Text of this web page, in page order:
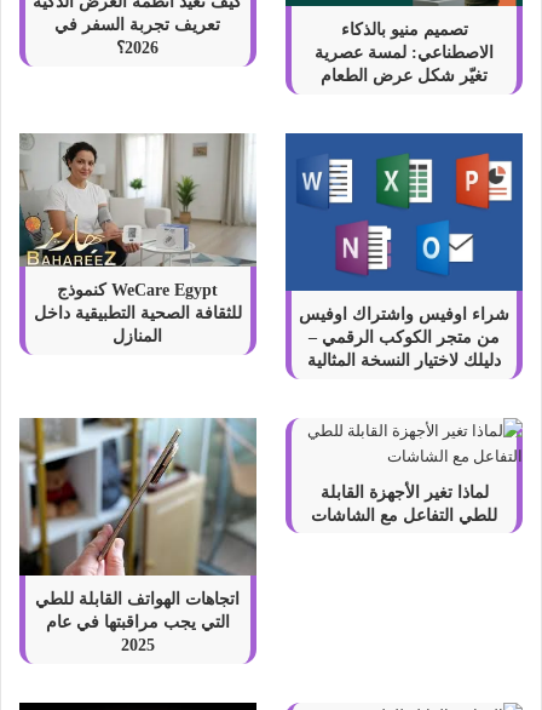
تصميم منيو بالذكاء
الاصطناعي: لمسة عصرية
تغيّر شكل عرض الطعام
تعريف تجربة السفر في
2026؟
شراء اوفيس واشتراك اوفيس
من متجر الكوكب الرقمي –
دليلك لاختيار النسخة المثالية
WeCare Egypt كنموذج
للثقافة الصحية التطبيقية داخل
المنازل
لماذا تغير الأجهزة القابلة
للطي التفاعل مع الشاشات
اتجاهات الهواتف القابلة للطي
التي يجب مراقبتها في عام
2025